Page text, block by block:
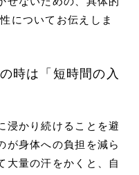
についてお伝えしま
時は「短時間の入
浸かり続けることを避
が身体への負担を減ら
大量の汗をかくと、自